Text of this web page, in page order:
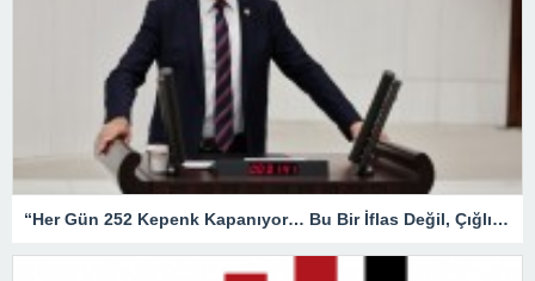
“Her Gün 252 Kepenk Kapanıyor… Bu Bir İflas Değil, Çığlıktır!”